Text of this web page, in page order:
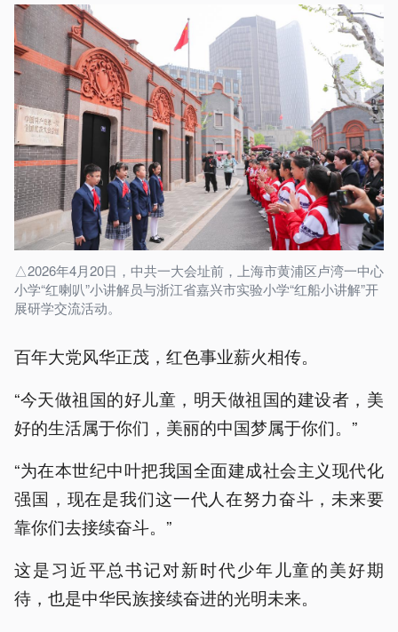
△2026年4月20日，中共一大会址前，上海市黄浦区卢湾一中心
小学“红喇叭”小讲解员与浙江省嘉兴市实验小学“红船小讲解”开
展研学交流活动。
百年大党风华正茂，红色事业薪火相传。
“今天做祖国的好儿童，明天做祖国的建设者，美
好的生活属于你们，美丽的中国梦属于你们。”
“为在本世纪中叶把我国全面建成社会主义现代化
强国，现在是我们这一代人在努力奋斗，未来要
靠你们去接续奋斗。”
这是习近平总书记对新时代少年儿童的美好期
待，也是中华民族接续奋进的光明未来。